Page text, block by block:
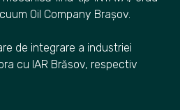
Oil Company Brașov.
de integrare a industriei
cu IAR Brăsov, respectiv